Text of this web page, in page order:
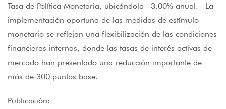
Tasa de Política Monetaria, ubicándola 3.00% anual. La
implementación oportuna de las medidas de estímulo
monetario se reflejan una flexibilización de las condiciones
financieras internas, donde las tasas de interés activas de
mercado han presentado una reducción importante de
más de 300 puntos base.
Publicación: